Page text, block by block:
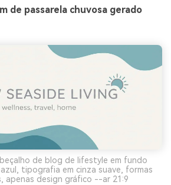
de passarela chuvosa gerado
de blog de lifestyle em fundo
tipografia em cinza suave, formas
apenas design gráfico --ar 21:9